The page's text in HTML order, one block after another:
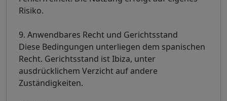
Risiko.
9. Anwendbares Recht und Gerichtsstand
Diese Bedingungen unterliegen dem spanischen
Recht. Gerichtsstand ist Ibiza, unter
ausdrücklichem Verzicht auf andere
Zuständigkeiten.